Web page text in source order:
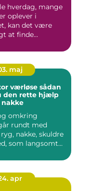
hverdag, mange
oplever i
kan det være
at finde...
maj
sådan
den rette hjælp
omkring
rundt med
nakke, skuldre
som langsomt
apr